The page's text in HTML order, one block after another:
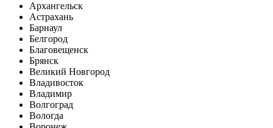
Архангельск
Астрахань
Барнаул
Белгород
Благовещенск
Брянск
Великий Новгород
Владивосток
Владимир
Волгоград
Вологда